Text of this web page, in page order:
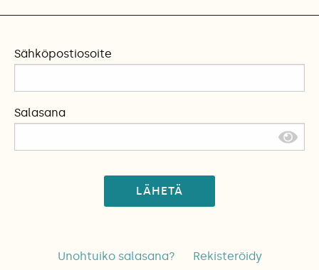
Sähköpostiosoite
Salasana
LÄHETÄ
Unohtuiko salasana? Rekisteröidy